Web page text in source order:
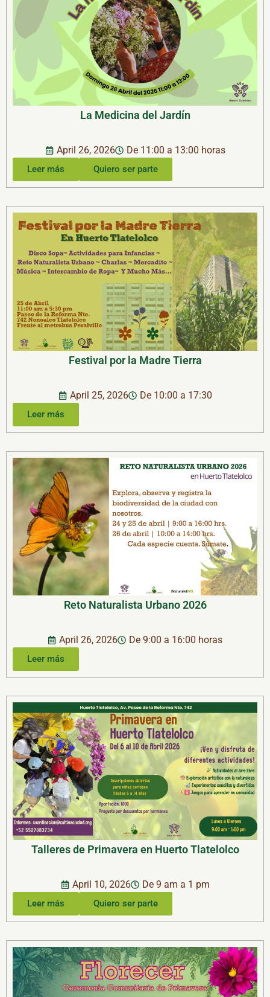
La Medicina del Jardín
April 26, 2026 De 11:00 a 13:00 horas
Leer más Quiero ser parte
Festival por la Madre Tierra
April 25, 2026 De 10:00 a 17:30
Leer más
Reto Naturalista Urbano 2026
April 26, 2026 De 9:00 a 16:00 horas
Leer más
Talleres de Primavera en Huerto Tlatelolco
April 10, 2026 De 9 am a 1 pm
Leer más Quiero ser parte